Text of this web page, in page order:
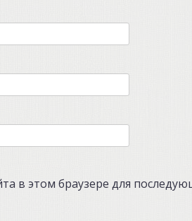
в этом браузере для